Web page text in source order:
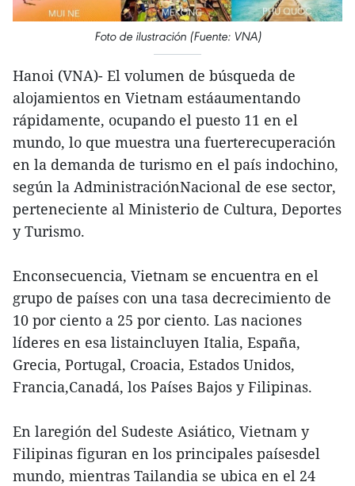
Foto de ilustración (Fuente: VNA)
Hanoi (VNA)- El volumen de búsqueda de
alojamientos en Vietnam estáaumentando
rápidamente, ocupando el puesto 11 en el
mundo, lo que muestra una fuerterecuperación
en la demanda de turismo en el país indochino,
según la AdministraciónNacional de ese sector,
perteneciente al Ministerio de Cultura, Deportes
y Turismo.
Enconsecuencia, Vietnam se encuentra en el
grupo de países con una tasa decrecimiento de
10 por ciento a 25 por ciento. Las naciones
líderes en esa listaincluyen Italia, España,
Grecia, Portugal, Croacia, Estados Unidos,
Francia,Canadá, los Países Bajos y Filipinas.
En laregión del Sudeste Asiático, Vietnam y
Filipinas figuran en los principales paísesdel
mundo, mientras Tailandia se ubica en el 24